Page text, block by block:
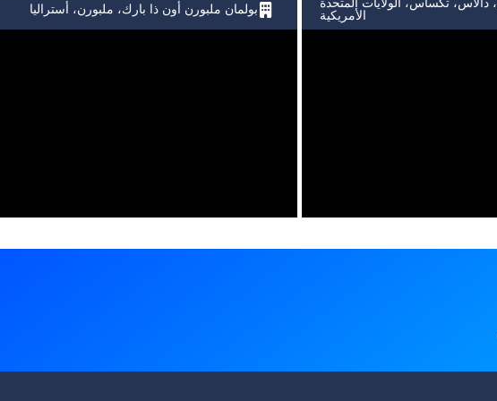
دالاس، تكساس، الولايات المتحدة
الأمريكية
بولمان ملبورن أون ذا بارك، ملبورن، أستراليا